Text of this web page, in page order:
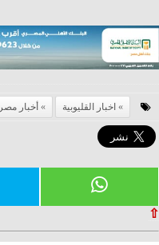
اخبار القليوبية أخبار مصر
⇧